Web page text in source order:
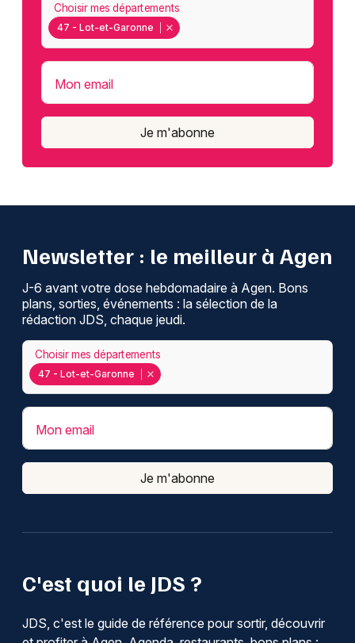
47 - Lot-et-Garonne
Choisir mes départements
Mon email
Je m'abonne
C'est quoi le JDS ?
JDS, c'est le guide de référence pour sortir, découvrir
Newsletter : le meilleur à Agen
J-6 avant votre dose hebdomadaire à Agen. Bons
plans, sorties, événements : la sélection de la
rédaction JDS, chaque jeudi.
47 - Lot-et-Garonne
Choisir mes départements
Mon email
Je m'abonne